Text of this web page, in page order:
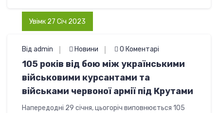
Увімк 27 Січ 2023
Від admin Новини 0 Коментарі
105 років від бою між українськими
військовими курсантами та
військами червоної армії під Крутами
Напередодні 29 січня, цьогоріч виповнюється 105